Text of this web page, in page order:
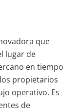
que
lugar de
en tiempo
propietarios
operativo. Es
de